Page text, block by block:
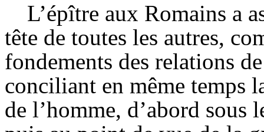
L’épître aux Romains a
tête de toutes les autres,
fondements des relations
conciliant en même temps
de l’homme, d’abord sous